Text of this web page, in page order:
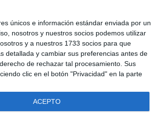
únicos e información estándar enviada por un
nosotros y nuestros socios podemos utilizar
y a nuestros 1733 socios para que
detallada y cambiar sus preferencias antes de
de rechazar tal procesamiento. Sus
clic en el botón "Privacidad" en la parte
ACEPTO
Seguridad Protección de datos